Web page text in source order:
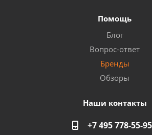
Помощь
Блог
Вопрос-ответ
Бренды
Обзоры
Наши контакты
+7 495 778-55-95